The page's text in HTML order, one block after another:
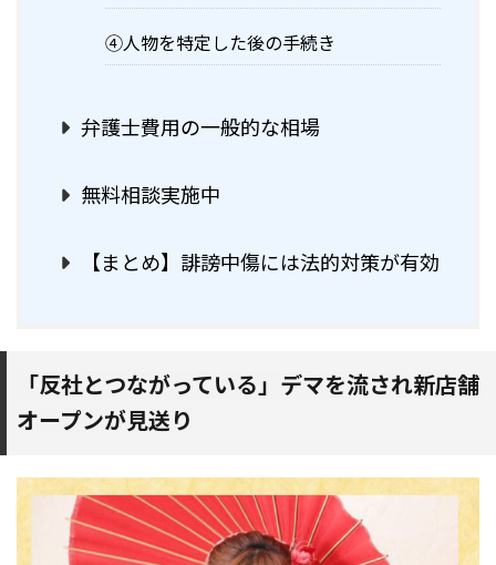
④人物を特定した後の手続き
弁護士費用の一般的な相場
無料相談実施中
【まとめ】誹謗中傷には法的対策が有効
「反社とつながっている」デマを流され新店舗
オープンが見送り